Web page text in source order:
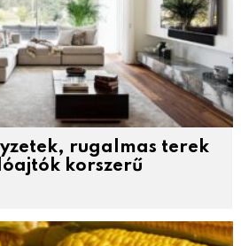
rugalmas terek
korszerű